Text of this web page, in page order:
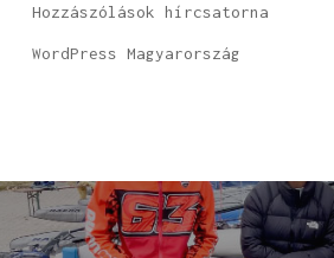
Hozzászólások hírcsatorna
WordPress Magyarország